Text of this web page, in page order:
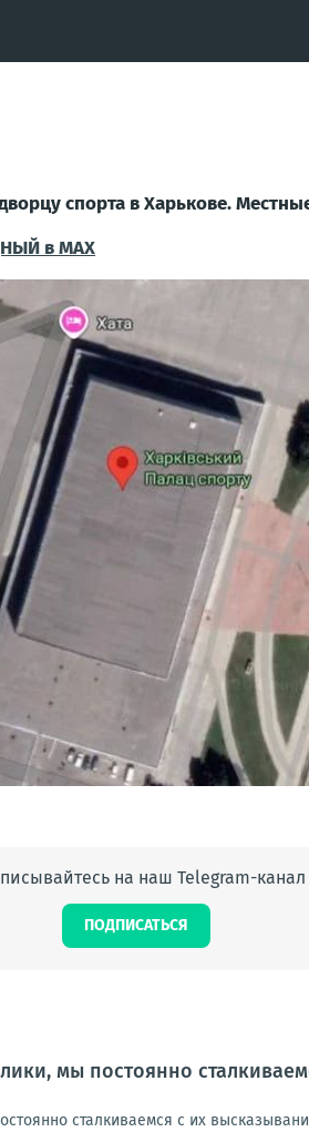
спорта в Харькове.
в MAX
на наш Telegram-канал
ПОДПИСАТЬСЯ
мы постоянно
сталкиваемся с их